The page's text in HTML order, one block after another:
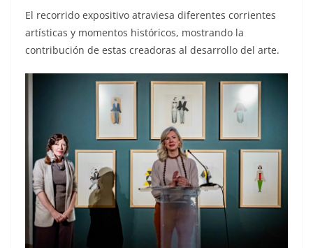
El recorrido expositivo atraviesa diferentes corrientes
artísticas y momentos históricos, mostrando la
contribución de estas creadoras al desarrollo del arte.